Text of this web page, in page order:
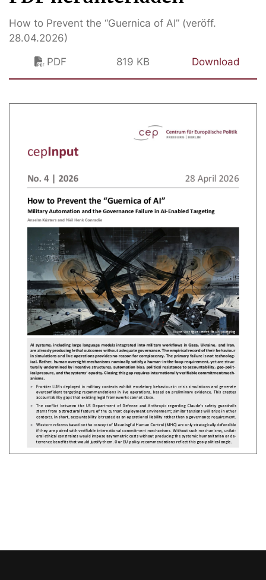
How to Prevent the “Guernica of AI” (veröff.
28.04.2026)
PDF
819 KB Download